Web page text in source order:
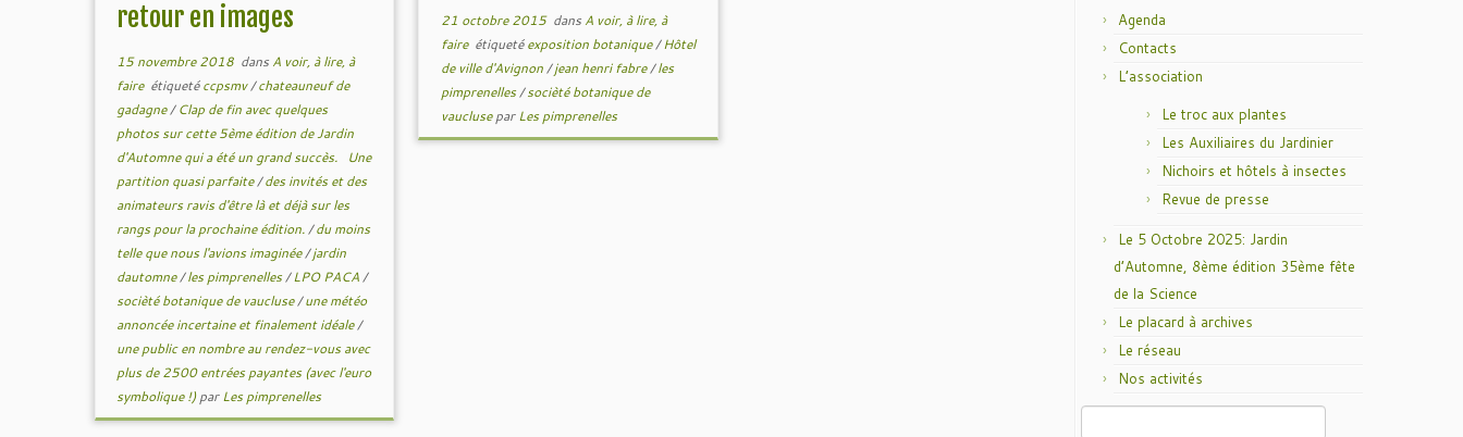
retour en images
15 novembre 2018 dans A voir, à lire, à
faire étiquetéccpsmv/chateauneuf de
gadagne/Clap de fin avec quelques
photos sur cette 5ème édition de Jardin
d'Automne qui a été un grand succès. Une
partition quasi parfaite/des invités et des
animateurs ravis d'être là et déjà sur les
rangs pour la prochaine édition./du moins
telle que nous l'avions imaginée/jardin
dautomne/les pimprenelles/LPO PACA/
socièté botanique de vaucluse/une météo
annoncée incertaine et finalement idéale/
une public en nombre au rendez-vous avec
plus de 2500 entrées payantes (avec l'euro
symbolique !)parLes pimprenelles
21 octobre 2015dans A voir, à lire, à
faire étiquetéexposition botanique/Hôtel
de ville d'Avignon/jean henri fabre/les
pimprenelles/socièté botanique de
vaucluseparLes pimprenelles
Agenda
Contacts
L’association
Le troc aux plantes
Les Auxiliaires du Jardinier
Nichoirs et hôtels à insectes
Revue de presse
Le 5 Octobre 2025: Jardin
d’Automne, 8ème édition 35ème fête
de la Science
Le placard à archives
Le réseau
Nos activités